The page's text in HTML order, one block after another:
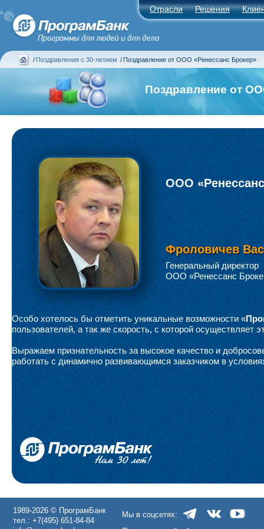
Отрасли Решения
/ Поздравления с 30-летием / Поздравление от ООО «Ренессанс Брокер»
Поздравление от
ООО
Фроловичев
Генеральный директор
ООО «Ренессанс
Особо хотелось бы отметить уникальные возможности «
пользователей, а так же скорость, с которой осуществляет
Выражаем признательность за высокое качество и
работать с динамично развивающимся заказчиком в
1989-2026 © ПрограмБанк
тел.: +7(495) 651-84-84
Мы в соцсетях: